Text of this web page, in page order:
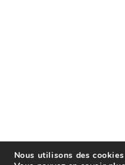
Nous utilisons des